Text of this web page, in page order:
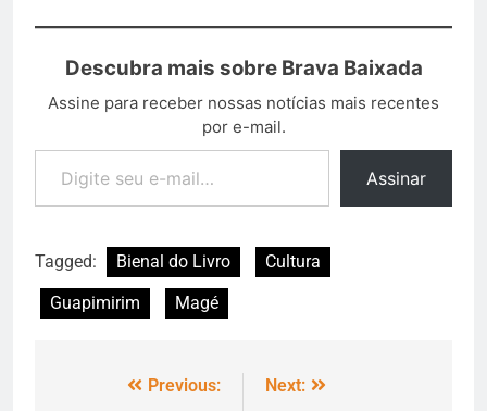
Descubra mais sobre Brava Baixada
Assine para receber nossas notícias mais recentes
por e-mail.
Assinar
Tagged: Bienal do Livro
Cultura
Guapimirim
Magé
Previous:
Next: